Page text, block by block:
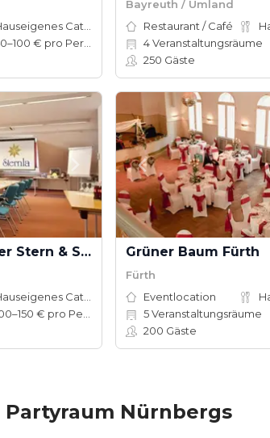
Bayreuth / Umland
Restaurant / Café
4Veranstaltungsräume
250 Gäste
Akzent Hotel Goldner Stern & Sternla Grüner Baum Fürth
Fürth
Eventlocation
5Veranstaltungsräume
200 Gäste
Nürnbergs